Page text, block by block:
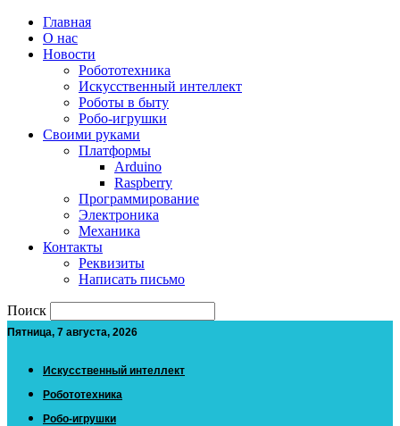
Главная
О нас
Новости
Робототехника
Искусственный интеллект
Роботы в быту
Робо-игрушки
Своими руками
Платформы
Arduino
Raspberry
Программирование
Электроника
Механика
Контакты
Реквизиты
Написать письмо
Поиск
Пятница, 7 августа, 2026
Искусственный интеллект
Робототехника
Робо-игрушки